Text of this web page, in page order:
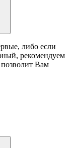
либо если
рекомендуем
Вам